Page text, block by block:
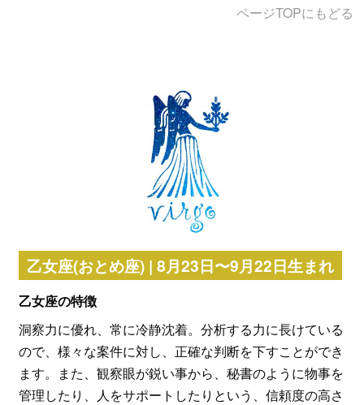
ページTOPにもどる
乙女座(おとめ座) | 8月23日〜9月22日生まれ
乙女座の特徴
洞察力に優れ、常に冷静沈着。分析する力に長けている
ので、様々な案件に対し、正確な判断を下すことができ
ます。また、観察眼が鋭い事から、秘書のように物事を
管理したり、人をサポートしたりという、信頼度の高さ